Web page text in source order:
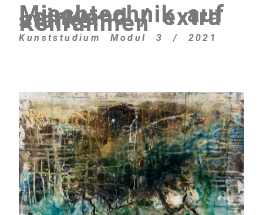
Mischtechnik auf
Leinwand / extra
starker
Keilrahmen
Kunststudium Modul 3 / 2021